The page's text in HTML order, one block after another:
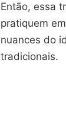
Então, essa
pratiquem
nuances do
tradicionais.